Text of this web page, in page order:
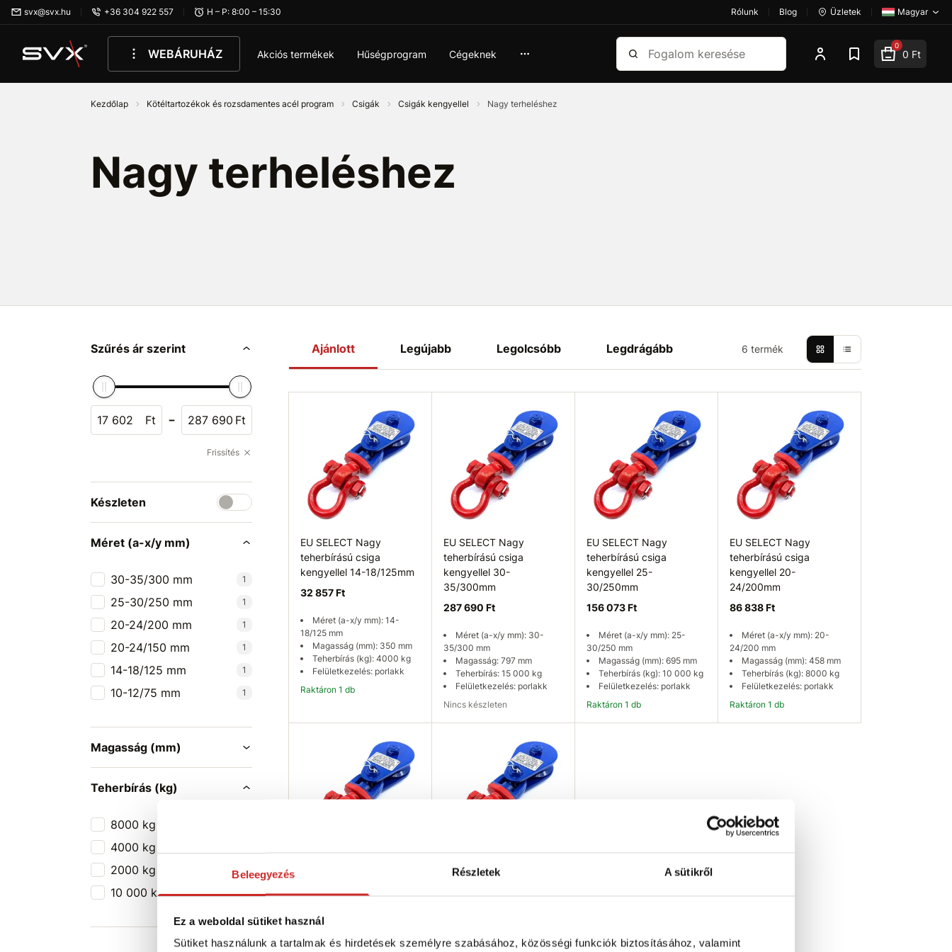
Beleegyezés Részletek A sütikről
Ez a weboldal sütiket használ
Sütiket használunk a tartalmak és hirdetések személyre szabásához, közösségi funkciók biztosításához, valamint
Ugrás az oldal fő részéhez
svx@svx.hu +36 304 922 557 H – P: 8:00 – 15:30 Rólunk Blog Üzletek Magyar
WEBÁRUHÁZ Akciós termékek Hűségprogram Cégeknek
Keresés 0
0 Ft
Kezdőlap Kötéltartozékok és rozsdamentes acél program Csigák Csigák kengyellel Nagy terheléshez
Nagy terheléshez
Szűrés ár szerint
Ft - Ft
Frissítés
Készleten
Méret (a-x/y mm)
30-35/300 mm 1
25-30/250 mm 1
20-24/200 mm 1
20-24/150 mm 1
14-18/125 mm 1
10-12/75 mm 1
Magasság (mm)
Teherbírás (kg)
8000 kg
4000 kg
2000 kg
10 000 kg 1
Ajánlott Legújabb Legolcsóbb Legdrágább 6 termék
EU SELECT Nagy
teherbírású csiga
kengyellel 14-18/125mm
32 857 Ft
Méret (a-x/y mm): 14-
18/125 mm
Magasság (mm): 350 mm
Teherbírás (kg): 4000 kg
Felületkezelés: porlakk
Raktáron 1 db
EU SELECT Nagy
teherbírású csiga
kengyellel 30-
35/300mm
287 690 Ft
Méret (a-x/y mm): 30-
35/300 mm
Magasság: 797 mm
Teherbírás: 15 000 kg
Felületkezelés: porlakk
Nincs készleten
Elérhetőség ellenőrzése
EU SELECT Nagy
teherbírású csiga
kengyellel 25-
30/250mm
156 073 Ft
Méret (a-x/y mm): 25-
30/250 mm
Magasság (mm): 695 mm
Teherbírás (kg): 10 000 kg
Felületkezelés: porlakk
Raktáron 1 db
EU SELECT Nagy
teherbírású csiga
kengyellel 20-
24/200mm
86 838 Ft
Méret (a-x/y mm): 20-
24/200 mm
Magasság (mm): 458 mm
Teherbírás (kg): 8000 kg
Felületkezelés: porlakk
Raktáron 1 db
24/150mm
58 674 Ft
EU SELECT Nagy